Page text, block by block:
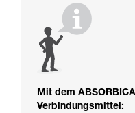
Mit dem
Verbindungsmittel: